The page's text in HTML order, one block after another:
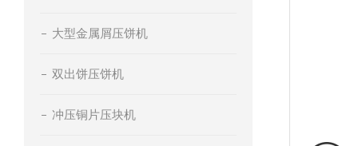
大型金属屑压饼机
双出饼压饼机
冲压铜片压块机